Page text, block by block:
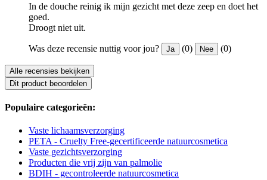
In de douche reinig ik mijn gezicht met deze zeep en doet het
goed.
Droogt niet uit.
Was deze recensie nuttig voor jou? Ja (0) Nee (0)
Alle recensies bekijken
Dit product beoordelen
Populaire categorieën:
Vaste lichaamsverzorging
PETA - Cruelty Free-gecertificeerde natuurcosmetica
Vaste gezichtsverzorging
Producten die vrij zijn van palmolie
BDIH - gecontroleerde natuurcosmetica